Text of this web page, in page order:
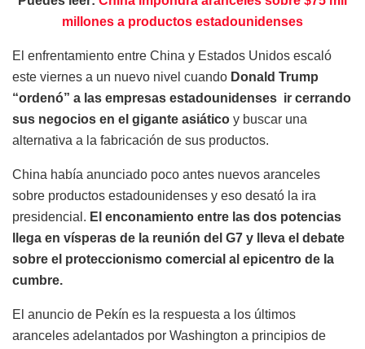
millones a productos estadounidenses
El enfrentamiento entre China y Estados Unidos escaló
este viernes a un nuevo nivel cuando Donald Trump
“ordenó” a las empresas estadounidenses ir cerrando
sus negocios en el gigante asiático y buscar una
alternativa a la fabricación de sus productos.
China había anunciado poco antes nuevos aranceles
sobre productos estadounidenses y eso desató la ira
presidencial. El enconamiento entre las dos potencias
llega en vísperas de la reunión del G7 y lleva el debate
sobre el proteccionismo comercial al epicentro de la
cumbre.
El anuncio de Pekín es la respuesta a los últimos
aranceles adelantados por Washington a principios de